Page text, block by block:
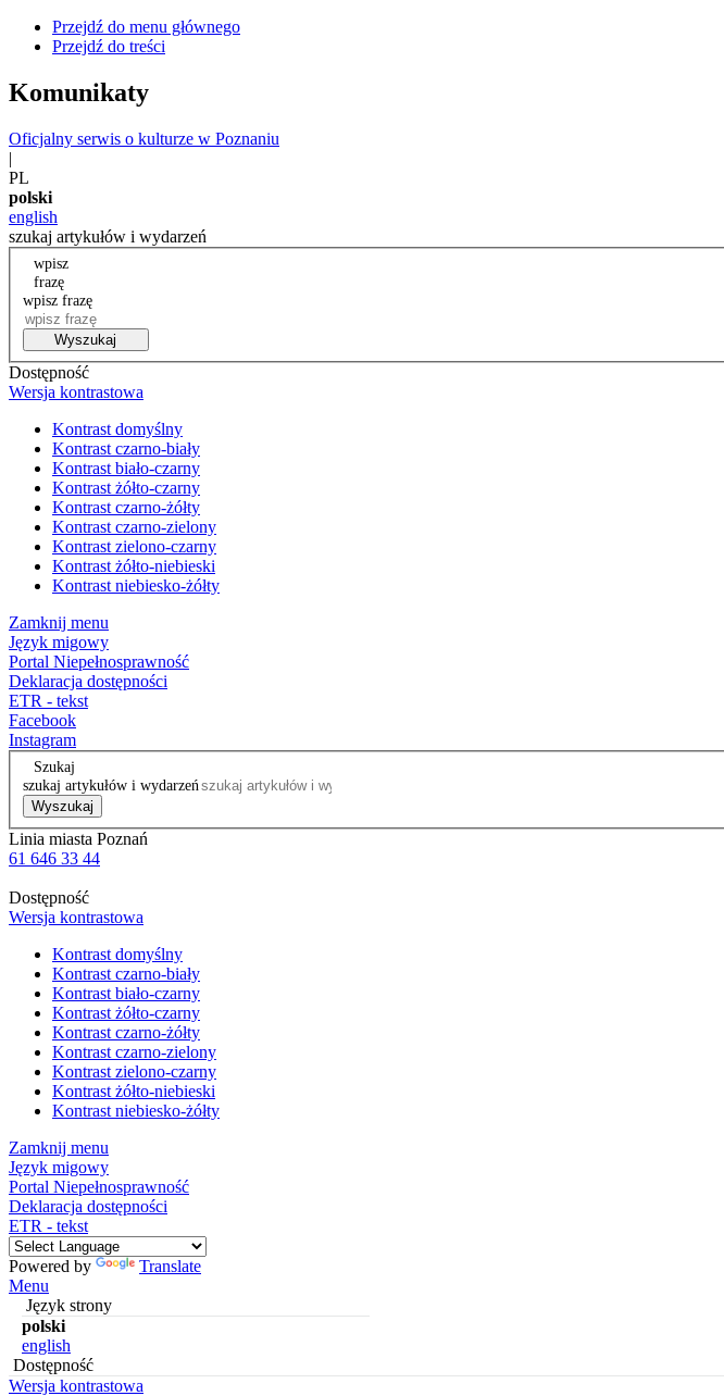
Przejdź do menu głównego
Przejdź do treści
Komunikaty
Oficjalny serwis o kulturze w Poznaniu
|
PL
polski
english
szukaj artykułów i wydarzeń
wpisz
frazę
wpisz frazę
Wyszukaj
Dostępność
Wersja kontrastowa
Kontrast domyślny
Kontrast czarno-biały
Kontrast biało-czarny
Kontrast żółto-czarny
Kontrast czarno-żółty
Kontrast czarno-zielony
Kontrast zielono-czarny
Kontrast żółto-niebieski
Kontrast niebiesko-żółty
Zamknij menu
Język migowy
Portal Niepełnosprawność
Deklaracja dostępności
ETR - tekst
Facebook
Instagram
Szukaj
szukaj artykułów i wydarzeń
Wyszukaj
Linia miasta Poznań
61 646 33 44
Dostępność
Wersja kontrastowa
Kontrast domyślny
Kontrast czarno-biały
Kontrast biało-czarny
Kontrast żółto-czarny
Kontrast czarno-żółty
Kontrast czarno-zielony
Kontrast zielono-czarny
Kontrast żółto-niebieski
Kontrast niebiesko-żółty
Zamknij menu
Język migowy
Portal Niepełnosprawność
Deklaracja dostępności
ETR - tekst
Powered by
Translate
Menu
Język strony
polski
english
Dostępność
Wersja kontrastowa